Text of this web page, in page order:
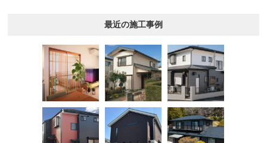
最近の施工事例